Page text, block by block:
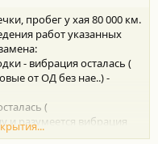
пробег у хая 80 000 км.
работ указанных
- вибрация осталась (
от ОД без нае..) -
(
и разумеется вибрация